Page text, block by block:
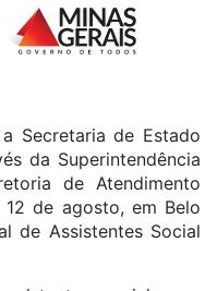
Secretaria de Estado
da Superintendência
de Atendimento
de agosto, em Belo
de Assistentes Social